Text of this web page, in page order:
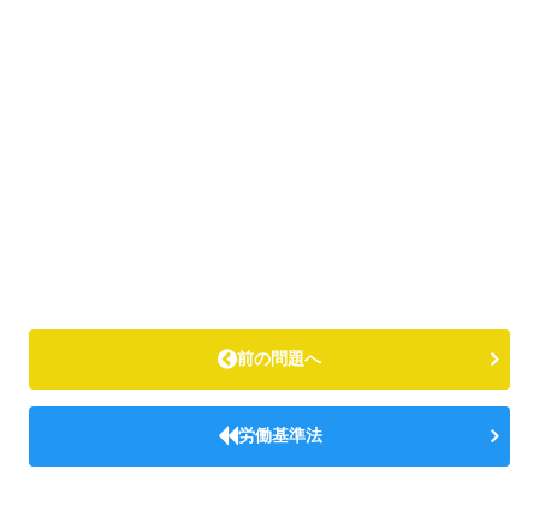
前の問題へ
労働基準法